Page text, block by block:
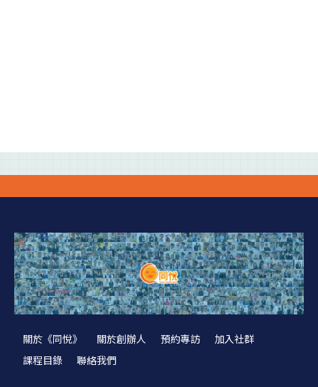
關於《同悅》 關於創辦人 預約專訪
加入社群
課程目錄
聯絡我們